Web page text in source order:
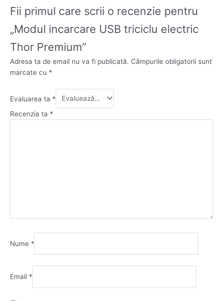
Fii primul care scrii o recenzie pentru
„Modul incarcare USB triciclu electric
Thor Premium”
Adresa ta de email nu va fi publicată. Câmpurile obligatorii sunt
marcate cu *
Evaluarea ta *
Recenzia ta *
Nume *
Email *